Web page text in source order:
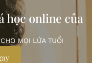
học online của
MỌI LỨA TUỔI